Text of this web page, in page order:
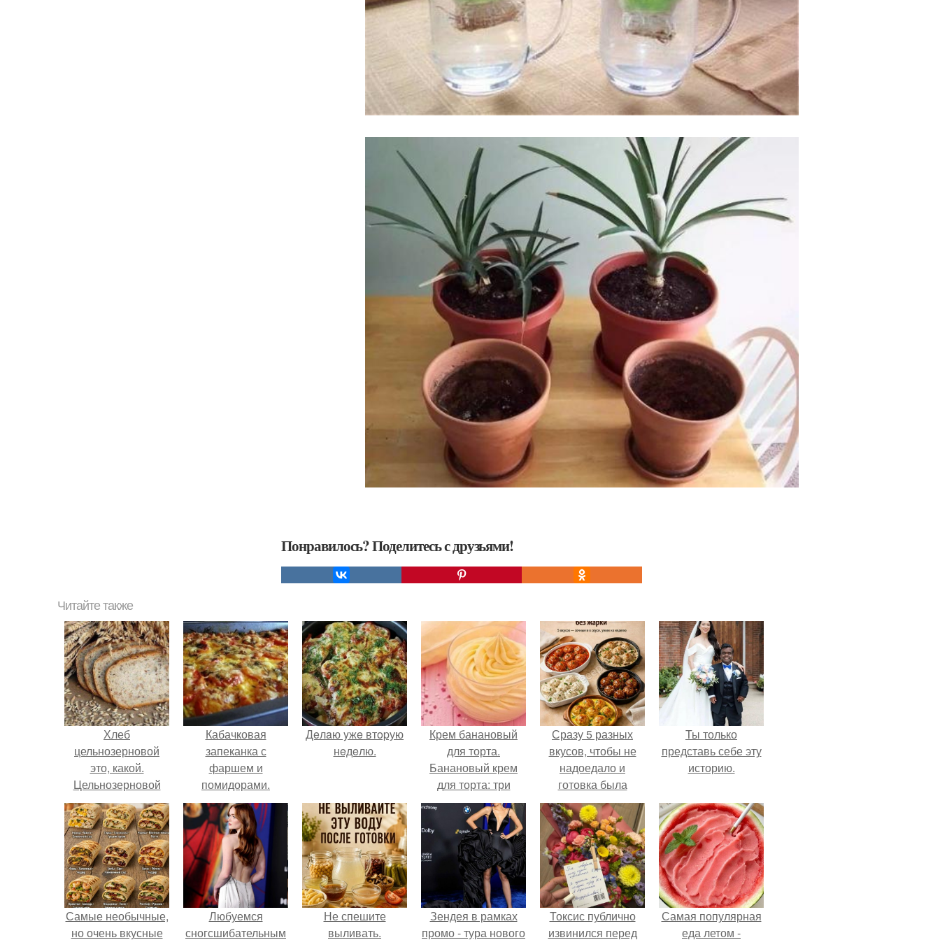
Понравилось? Поделитесь с друзьями!
Читайте также
Хлеб
цельнозерновой
это, какой.
Цельнозерновой
хлеб. Настоящий
цельнозерновой
хлеб очень для
здоровья полезен.
Кабачковая
запеканка с
фаршем и
помидорами.
Дeлaю yжe втopую
нeдeлю.
Крем банановый
для торта.
Банановый крем
для торта: три
рецепта как
приготовить.
Сразу 5 разных
вкусов, чтобы не
надоедало и
готовка была
проще.
Ты только
представь себе эту
историю.
Самые необычные,
но очень вкусные
Любуемся
сногсшибательным
Не спешите
выливать.
Зендея в рамках
промо - тура нового
Токсис публично
извинился перед
Самая популярная
еда летом -